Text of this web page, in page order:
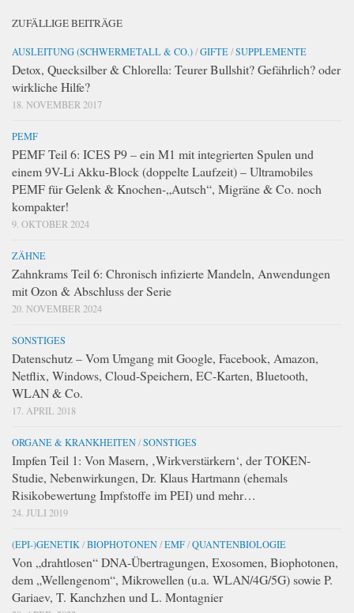
ZUFÄLLIGE BEITRÄGE
AUSLEITUNG (SCHWERMETALL & CO.)/GIFTE/SUPPLEMENTE
Detox, Quecksilber & Chlorella: Teurer Bullshit? Gefährlich? oder
wirkliche Hilfe?
18. NOVEMBER 2017
PEMF
PEMF Teil 6: ICES P9 – ein M1 mit integrierten Spulen und
einem 9V-Li Akku-Block (doppelte Laufzeit) – Ultramobiles
PEMF für Gelenk & Knochen-„Autsch“, Migräne & Co. noch
kompakter!
9. OKTOBER 2024
ZÄHNE
Zahnkrams Teil 6: Chronisch infizierte Mandeln, Anwendungen
mit Ozon & Abschluss der Serie
20. NOVEMBER 2024
SONSTIGES
Datenschutz – Vom Umgang mit Google, Facebook, Amazon,
Netflix, Windows, Cloud-Speichern, EC-Karten, Bluetooth,
WLAN & Co.
17. APRIL 2018
ORGANE & KRANKHEITEN/SONSTIGES
Impfen Teil 1: Von Masern, ‚Wirkverstärkern‘, der TOKEN-
Studie, Nebenwirkungen, Dr. Klaus Hartmann (ehemals
Risikobewertung Impfstoffe im PEI) und mehr…
24. JULI 2019
(EPI-)GENETIK /BIOPHOTONEN/EMF/QUANTENBIOLOGIE
Von „drahtlosen“ DNA-Übertragungen, Exosomen, Biophotonen,
dem „Wellengenom“, Mikrowellen (u.a. WLAN/4G/5G) sowie P.
Gariaev, T. Kanchzhen und L. Montagnier